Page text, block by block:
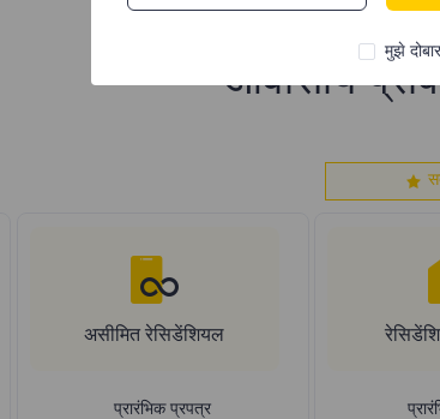
आवासीय
असीमित रेसिडेंशियल
प्रारंभिक प्रपत्र
मुझे